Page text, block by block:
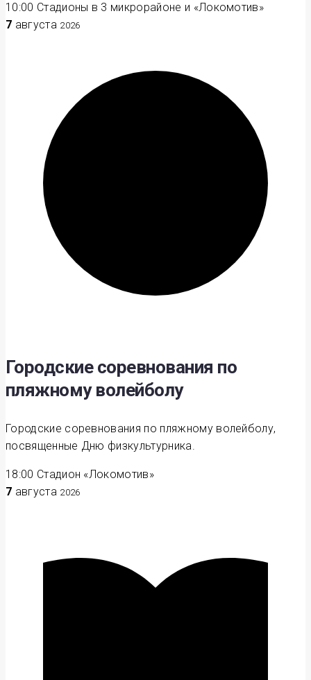
10:00 Стадионы в 3 микрорайоне и «Локомотив»
7 августа 2026
Городские соревнования по
пляжному волейболу
Городские соревнования по пляжному волейболу,
посвященные Дню физкультурника.
18:00 Стадион «Локомотив»
7 августа 2026